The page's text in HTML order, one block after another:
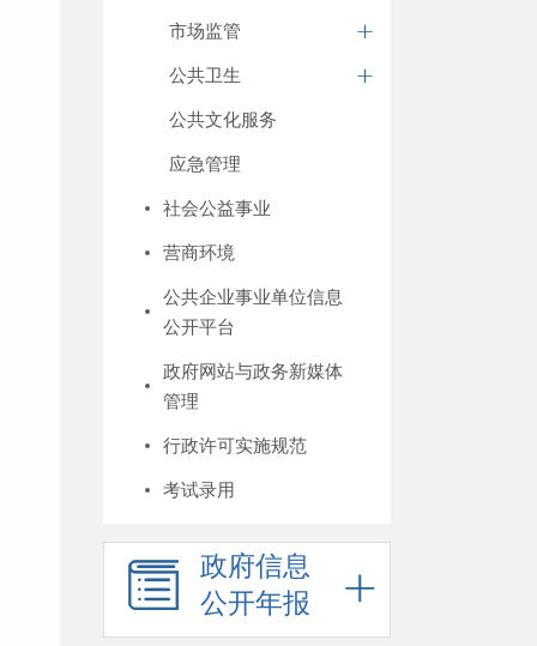
市场监管
公共卫生
公共文化服务
应急管理
社会公益事业
营商环境
公共企业事业单位信息
公开平台
政府网站与政务新媒体
管理
行政许可实施规范
考试录用
政府信息
公开年报